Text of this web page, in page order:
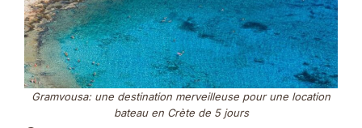
Gramvousa: une destination merveilleuse pour une location
bateau en Crète de 5 jours